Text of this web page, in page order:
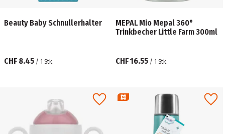
Beauty Baby Schnullerhalter
CHF 8.45 / 1 Stk.
MEPAL Mio Mepal 360°
Trinkbecher Little Farm 300ml
CHF 16.55 / 1 Stk.